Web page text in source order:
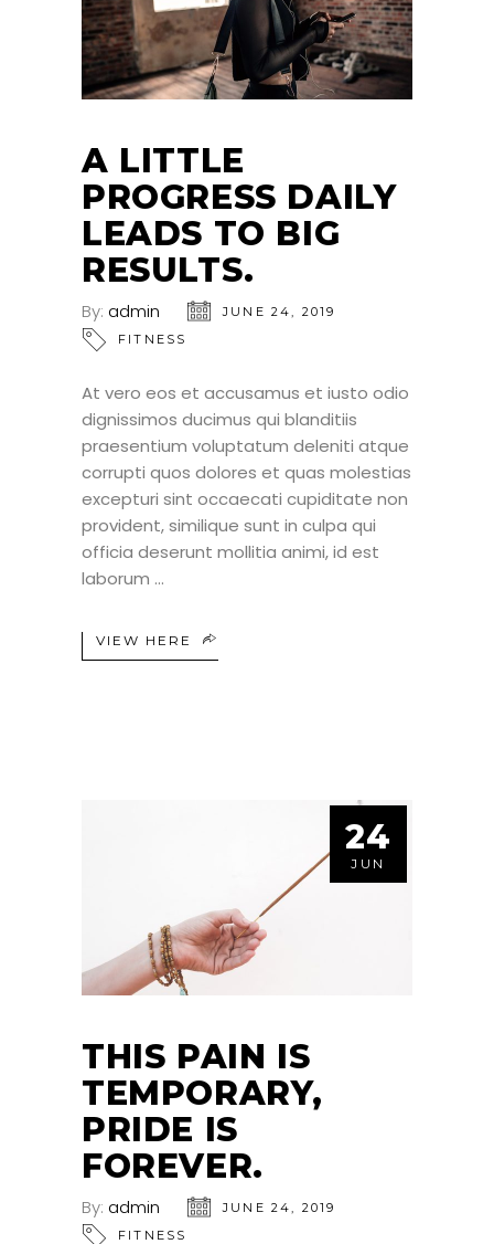
A LITTLE
PROGRESS DAILY
LEADS TO BIG
RESULTS.
By: admin
JUNE 24, 2019
FITNESS
At vero eos et accusamus et iusto odio
dignissimos ducimus qui blanditiis
praesentium voluptatum deleniti atque
corrupti quos dolores et quas molestias
excepturi sint occaecati cupiditate non
provident, similique sunt in culpa qui
officia deserunt mollitia animi, id est
laborum
VIEW HERE
24
JUN
THIS PAIN IS
TEMPORARY,
PRIDE IS
FOREVER.
By: admin
JUNE 24, 2019
FITNESS